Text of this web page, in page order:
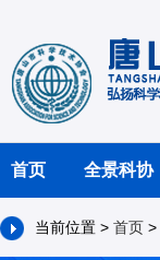
首页 全景科协
当前位置 > 首页 >